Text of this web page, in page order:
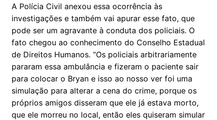
A Polícia Civil anexou essa ocorrência às
investigações e também vai apurar esse fato, que
pode ser um agravante à conduta dos policiais. O
fato chegou ao conhecimento do Conselho Estadual
de Direitos Humanos. “Os policiais arbitrariamente
pararam essa ambulância e fizeram o paciente sair
para colocar o Bryan e isso ao nosso ver foi uma
simulação para alterar a cena do crime, porque os
próprios amigos disseram que ele já estava morto,
que ele morreu no local, então eles quiseram simular